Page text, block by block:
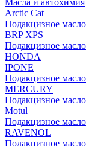
Масла и автохимия
Arctic Cat
Подакцизное масло
BRP XPS
Подакцизное масло
HONDA
IPONE
Подакцизное масло
MERCURY
Подакцизное масло
Motul
Подакцизное масло
RAVENOL
Подакцизное масло